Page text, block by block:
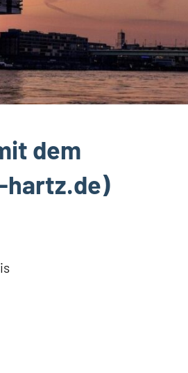
dem
hartz.de)